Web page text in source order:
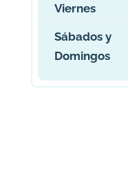
Viernes
Sábados y
Domingos